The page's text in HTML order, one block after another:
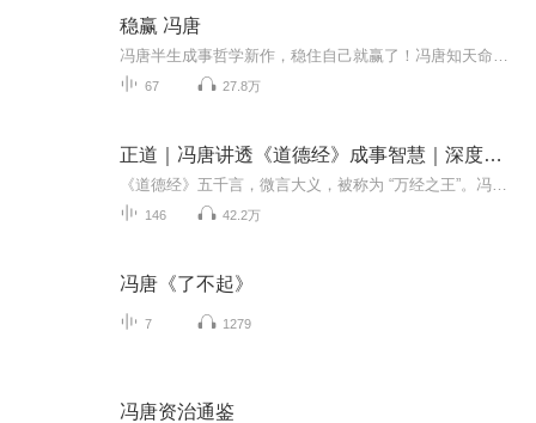
稳赢 冯唐
67 27.8万
正道｜冯唐讲透《道德经》成事智慧｜深度解析规律与处世智慧
146 42.2万
冯唐《了不起》
7 1279
冯唐资治通鉴